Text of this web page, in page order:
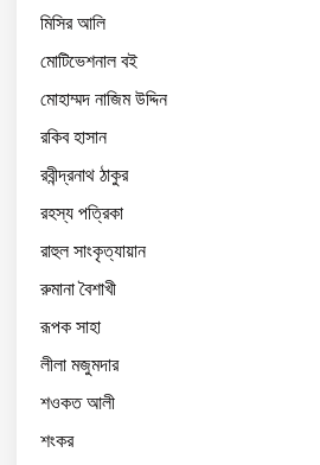
মিসির আলি
মোটিভেশনাল বই
মোহাম্মদ নাজিম উদ্দিন
রকিব হাসান
রবীন্দ্রনাথ ঠাকুর
রহস্য পত্রিকা
রাহুল সাংকৃত্যায়ান
রুমানা বৈশাখী
রূপক সাহা
লীলা মজুমদার
শওকত আলী
শংকর